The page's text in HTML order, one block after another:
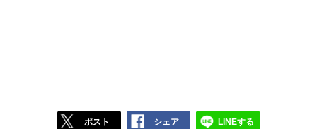
ポスト シェア LINEする